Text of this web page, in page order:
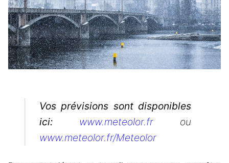
Vos prévisions sont disponibles
ici:
www.meteolor.fr ou
www.meteolor.fr/Meteolor